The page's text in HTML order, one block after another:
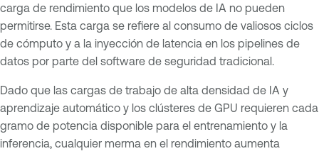
carga de rendimiento que los modelos de IA no pueden
permitirse. Esta carga se refiere al consumo de valiosos ciclos
de cómputo y a la inyección de latencia en los pipelines de
datos por parte del software de seguridad tradicional.
Dado que las cargas de trabajo de alta densidad de IA y
aprendizaje automático y los clústeres de GPU requieren cada
gramo de potencia disponible para el entrenamiento y la
inferencia, cualquier merma en el rendimiento aumenta